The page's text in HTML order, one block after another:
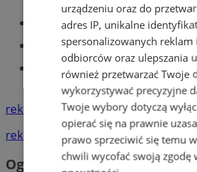
Części
Tworzenie stron
Znajdź pracę -
ogłoszenia
reklama
reklama
Ogłoszenia
urządzeniu oraz do
adres IP, unikalne
spersonalizowanych
odbiorców oraz ulepszania
również przetwarzać Twoje
wykorzystywać precyzyjne
Twoje wybory dotyczą
opierać się na prawnie
prawo sprzeciwić się temu w
chwili wycofać swoją zgodę